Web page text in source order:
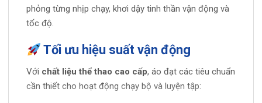
phỏng từng nhịp chạy, khơi dậy tinh thần vận động và
tốc độ.
Tối ưu hiệu suất vận động
Với chất liệu thể thao cao cấp, áo đạt các tiêu chuẩn
cần thiết cho hoạt động chạy bộ và luyện tập: